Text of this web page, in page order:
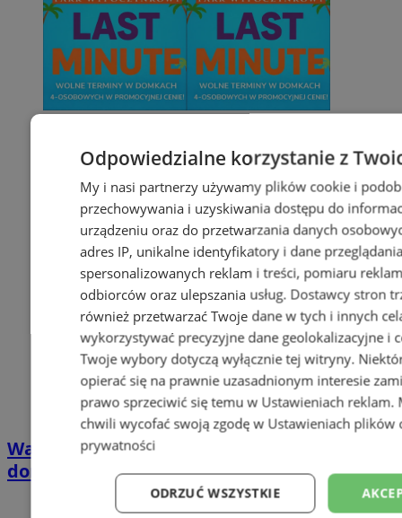
Wakacyjny wypoczynek nad Bałtykiem w
domkach Szmaragdowe Morze
Odpowiedzialne korzystanie z
My i nasi partnerzy używamy plików cookie i
przechowywania i uzyskiwania dostępu do
urządzeniu oraz do przetwarzania danych
adres IP, unikalne identyfikatory i dane
spersonalizowanych reklam i treści, pomiaru
odbiorców oraz ulepszania usług. Dostawcy stron
również przetwarzać Twoje dane w tych i innych
wykorzystywać precyzyjne dane geolokalizacyjne i
Twoje wybory dotyczą wyłącznie tej witryny.
opierać się na prawnie uzasadnionym interesie
prawo sprzeciwić się temu w Ustawieniach reklam.
chwili wycofać swoją zgodę w Ustawieniach plików
prywatności
ODRZUĆ WSZYSTKIE